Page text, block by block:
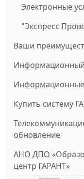
Электронные
"Экспресс
Ваши
Купить систему
обновление
АНО ДПО
центр ГАРАНТ»